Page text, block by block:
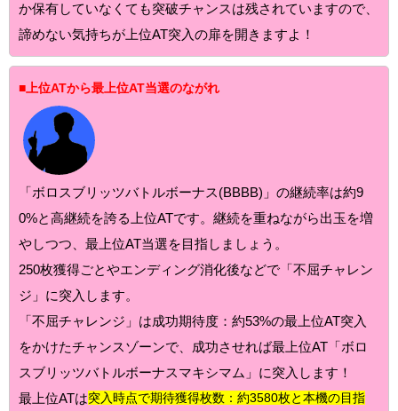
か保有していなくても突破チャンスは残されていますので、
諦めない気持ちが上位AT突入の扉を開きますよ！
■上位ATから最上位AT当選のながれ
「ボロスブリッツバトルボーナス(BBBB)」の継続率は約9
0%と高継続を誇る上位ATです。継続を重ねながら出玉を増
やしつつ、最上位AT当選を目指しましょう。
250枚獲得ごとやエンディング消化後などで「不屈チャレン
ジ」に突入します。
「不屈チャレンジ」は成功期待度：約53%の最上位AT突入
をかけたチャンスゾーンで、成功させれば最上位AT「ボロ
スブリッツバトルボーナスマキシマム」に突入します！
最上位ATは突入時点で期待獲得枚数：約3580枚と本機の目指